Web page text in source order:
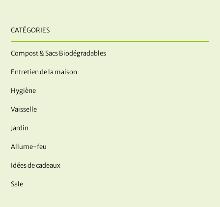
CATÉGORIES
Compost & Sacs Biodégradables
Entretien de la maison
Hygiène
Vaisselle
Jardin
Allume-feu
Idées de cadeaux
Sale